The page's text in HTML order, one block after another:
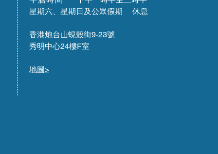
星期六、星期日及公眾假期 休息
香港炮台山蜆殼街9-23號
秀明中心24樓F室
地圖>